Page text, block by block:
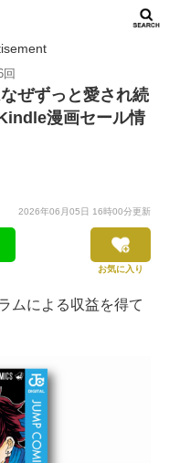
ぜずっと愛され続
漫画セール情
2026年06月05日 16時00分更新
お気に入り
ムによる収益を得て